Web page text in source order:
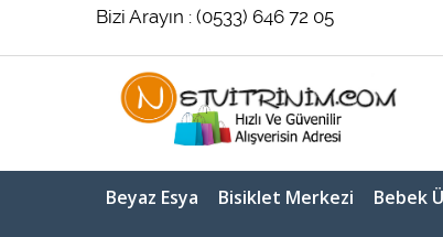
Bizi Arayın : (0533) 646 72 05
Beyaz Esya Bisiklet Merkezi Bebek